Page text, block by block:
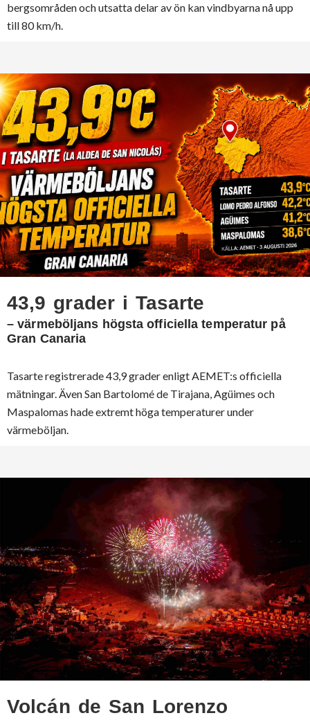
bergsområden och utsatta delar av ön kan vindbyarna nå upp
till 80 km/h.
43,9 grader i Tasarte
– värmeböljans högsta officiella temperatur på
Gran Canaria
Tasarte registrerade 43,9 grader enligt AEMET:s officiella
mätningar. Även San Bartolomé de Tirajana, Agüimes och
Maspalomas hade extremt höga temperaturer under
värmeböljan.
Volcán de San Lorenzo